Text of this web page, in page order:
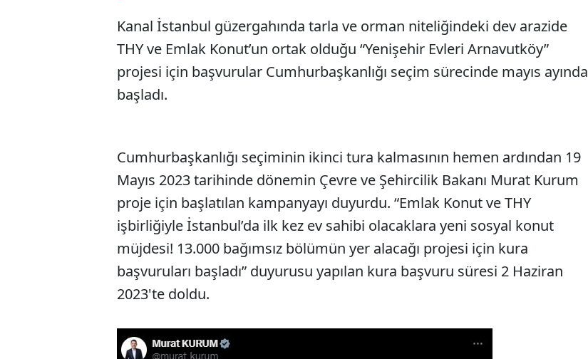
Kanal İstanbul güzergahında tarla ve orman niteliğindeki dev arazide
THY ve Emlak Konut’un ortak olduğu “Yenişehir Evleri Arnavutköy”
projesi için başvurular Cumhurbaşkanlığı seçim sürecinde mayıs ayında
başladı.
Cumhurbaşkanlığı seçiminin ikinci tura kalmasının hemen ardından 19
Mayıs 2023 tarihinde dönemin Çevre ve Şehircilik Bakanı Murat Kurum
proje için başlatılan kampanyayı duyurdu. “Emlak Konut ve THY
işbirliğiyle İstanbul’da ilk kez ev sahibi olacaklara yeni sosyal konut
müjdesi! 13.000 bağımsız bölümün yer alacağı projesi için kura
başvuruları başladı” duyurusu yapılan kura başvuru süresi 2 Haziran
2023'te doldu.